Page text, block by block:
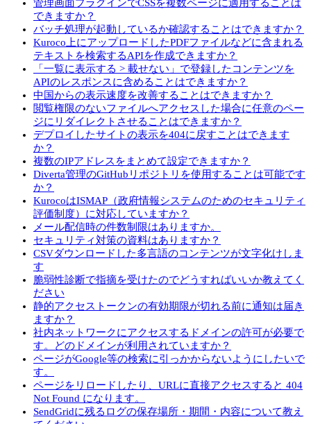
管理画面プラグインでCSSを複数ページに適用することは
できますか？
バッチ処理が起動しているか確認することはできますか？
Kuroco上にアップロードしたPDFファイルなどに含まれる
テキストを検索するAPIを作成できますか？
「一覧に表示する > 載せない」で登録したコンテンツを
APIのレスポンスに含めることはできますか？
中国からの表示速度を改善することはできますか？
閲覧権限のないファイルへアクセスした場合に任意のペー
ジにリダイレクトさせることはできますか？
デプロイしたサイトの表示を404に戻すことはできます
か？
複数のIPアドレスをまとめて設定できますか？
Diverta管理のGitHubリポジトリを使用することは可能です
か？
KurocoはISMAP（政府情報システムのためのセキュリティ
評価制度）に対応していますか？
メール配信時の件数制限はありますか。
セキュリティ対策の資料はありますか？
CSVダウンロードした多言語のコンテンツが文字化けしま
す
脆弱性診断で指摘を受けたのでどうすればいいか教えてく
ださい
静的アクセストークンの有効期限が切れる前に通知は届き
ますか？
社内ネットワークにアクセスするドメインの許可が必要で
す。どのドメインが利用されていますか？
ページがGoogle等の検索に引っかからないようにしたいで
す。
ページをリロードしたり、URLに直接アクセスすると 404
Not Found になります。
SendGridに残るログの保存場所・期間・内容について教え